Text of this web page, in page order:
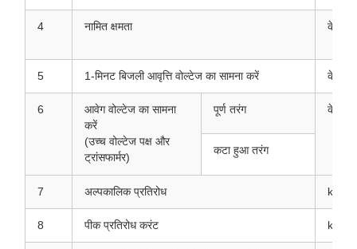
4 नामित क्षमता केवीए
5 1-मिनट बिजली आवृत्ति वोल्टेज का सामना करें केवी
6
आवेग वोल्टेज का सामना
करें
(उच्च वोल्टेज पक्ष और
ट्रांसफार्मर)
पूर्ण तरंग केवी
कटा हुआ तरंग
7 अल्पकालिक प्रतिरोध kA
8 पीक प्रतिरोध करंट kA